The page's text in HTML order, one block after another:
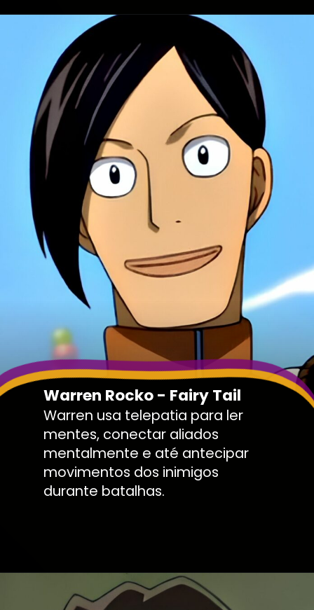
Warren Rocko - Fairy Tail
Warren usa telepatia para ler
mentes, conectar aliados
mentalmente e até antecipar
movimentos dos inimigos
durante batalhas.